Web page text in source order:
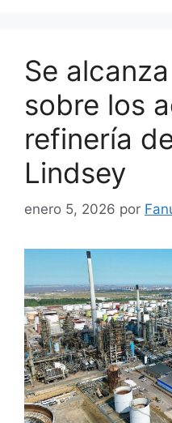
Se
sobre los
refinería
Lindsey
enero 5, 2026 por